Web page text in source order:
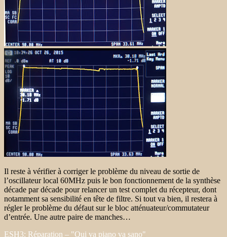
Il reste à vérifier à corriger le problème du niveau de sortie de
l’oscillateur local 60MHz puis le bon fonctionnement de la synthèse
décade par décade pour relancer un test complet du récepteur, dont
notamment sa sensibilité en tête de filtre. Si tout va bien, il restera à
régler le problème du défaut sur le bloc atténuateur/commutateur
d’entrée. Une autre paire de manches…
ESH3: Réparation – "Qui va piano va sano"